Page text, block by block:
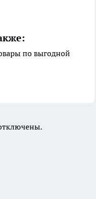
по выгодной